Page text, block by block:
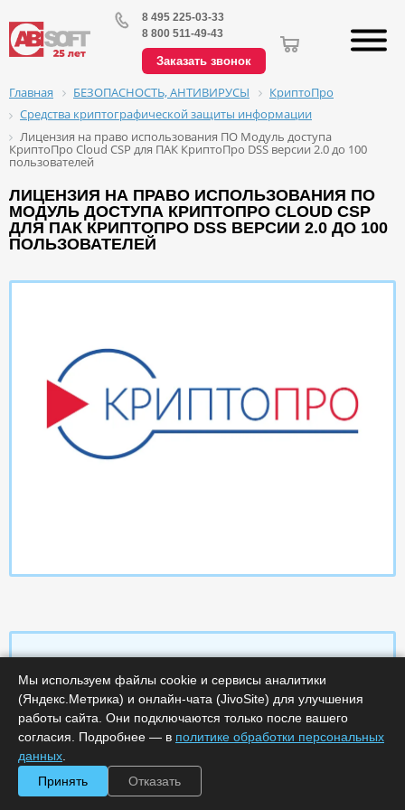
8 495 225-03-33
8 800 511-49-43
Заказать звонок
Главная БЕЗОПАСНОСТЬ, АНТИВИРУСЫ
КриптоПро
Средства криптографической защиты информации
Лицензия на право использования ПО Модуль доступа
КриптоПро Cloud CSP для ПАК КриптоПро DSS версии 2.0 до 100
пользователей
ЛИЦЕНЗИЯ НА ПРАВО ИСПОЛЬЗОВАНИЯ ПО
МОДУЛЬ ДОСТУПА КРИПТОПРО CLOUD CSP
ДЛЯ ПАК КРИПТОПРО DSS ВЕРСИИ 2.0 ДО 100
ПОЛЬЗОВАТЕЛЕЙ
Характеристики
Срок поставки, дней :14
Код :
0000-358589
Обработка заказа :
Мы используем файлы cookie и сервисы аналитики
(Яндекс.Метрика) и онлайн-чата (JivoSite) для улучшения
работы сайта. Они подключаются только после вашего
согласия. Подробнее — в политике обработки персональных
данных
Принять
Отказать